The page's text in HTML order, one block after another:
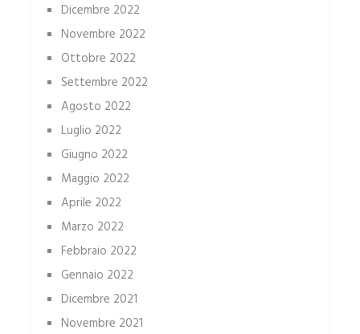
Dicembre 2022
Novembre 2022
Ottobre 2022
Settembre 2022
Agosto 2022
Luglio 2022
Giugno 2022
Maggio 2022
Aprile 2022
Marzo 2022
Febbraio 2022
Gennaio 2022
Dicembre 2021
Novembre 2021